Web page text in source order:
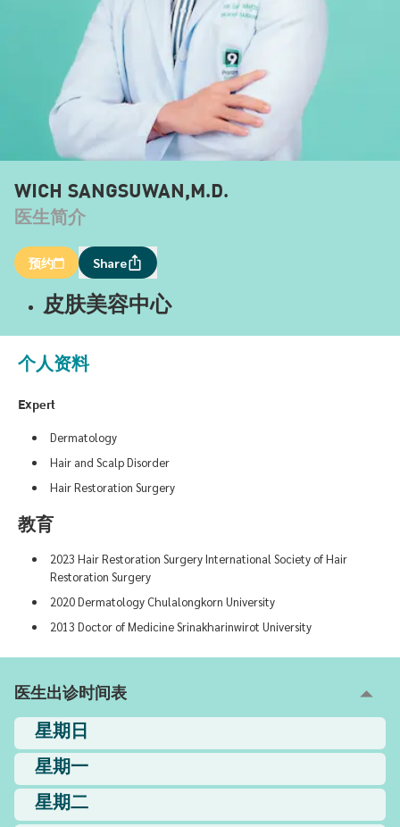
WICH SANGSUWAN,M.D.
医生简介
预约 Share
皮肤美容中心
个人资料
Expert
Dermatology
Hair and Scalp Disorder
Hair Restoration Surgery
教育
2023 Hair Restoration Surgery International Society of Hair
Restoration Surgery
2020 Dermatology Chulalongkorn University
2013 Doctor of Medicine Srinakharinwirot University
医生出诊时间表
星期日
星期一
星期二